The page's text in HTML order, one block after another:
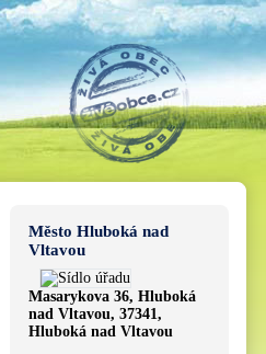
Město Hluboká nad
Vltavou
Masarykova 36, Hluboká
nad Vltavou, 37341,
Hluboká nad Vltavou